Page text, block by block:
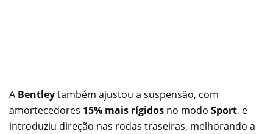
A Bentleytambém ajustou a suspensão, com
amortecedores 15% mais rígidos no modo Sport, e
introduziu direção nas rodas traseiras, melhorando a